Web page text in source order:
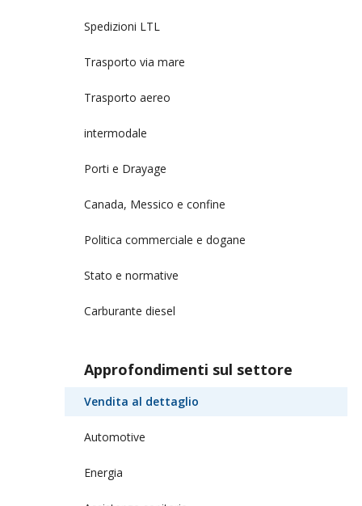
Spedizioni LTL
Trasporto via mare
Trasporto aereo
intermodale
Porti e Drayage
Canada, Messico e confine
Politica commerciale e dogane
Stato e normative
Carburante diesel
Approfondimenti sul settore
Vendita al dettaglio
Automotive
Energia